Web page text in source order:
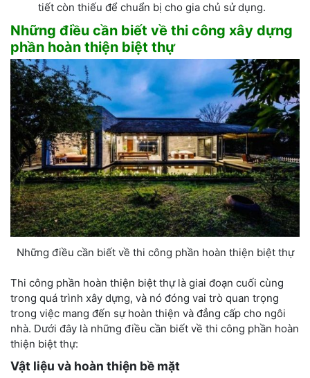
tiết còn thiếu để chuẩn bị cho gia chủ sử dụng.
Những điều cần biết về thi công xây dựng
phần hoàn thiện biệt thự
Những điều cần biết về thi công phần hoàn thiện biệt thự
Thi công phần hoàn thiện biệt thự là giai đoạn cuối cùng
trong quá trình xây dựng, và nó đóng vai trò quan trọng
trong việc mang đến sự hoàn thiện và đẳng cấp cho ngôi
nhà. Dưới đây là những điều cần biết về thi công phần hoàn
thiện biệt thự:
Vật liệu và hoàn thiện bề mặt